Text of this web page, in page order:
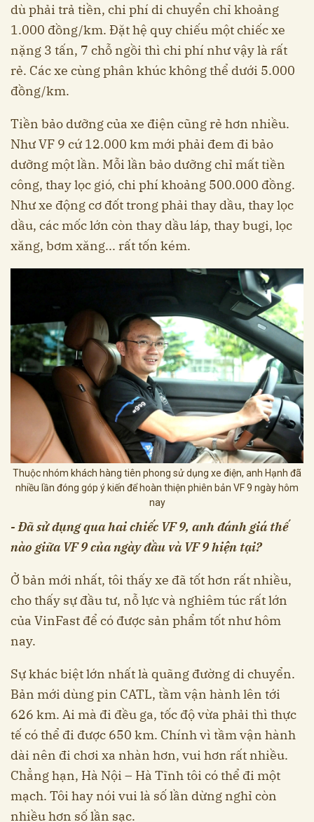
dù phải trả tiền, chi phí di chuyển chỉ khoảng
1.000 đồng/km. Đặt hệ quy chiếu một chiếc xe
nặng 3 tấn, 7 chỗ ngồi thì chi phí như vậy là rất
rẻ. Các xe cùng phân khúc không thể dưới 5.000
đồng/km.
Tiền bảo dưỡng của xe điện cũng rẻ hơn nhiều.
Như VF 9 cứ 12.000 km mới phải đem đi bảo
dưỡng một lần. Mỗi lần bảo dưỡng chỉ mất tiền
công, thay lọc gió, chi phí khoảng 500.000 đồng.
Như xe động cơ đốt trong phải thay dầu, thay lọc
dầu, các mốc lớn còn thay dầu láp, thay bugi, lọc
xăng, bơm xăng... rất tốn kém.
Thuộc nhóm khách hàng tiên phong sử dụng xe điện, anh Hạnh đã
nhiều lần đóng góp ý kiến để hoàn thiện phiên bản VF 9 ngày hôm
nay
- Đã sử dụng qua hai chiếc VF 9, anh đánh giá thế
nào giữa VF 9 của ngày đầu và VF 9 hiện tại?
Ở bản mới nhất, tôi thấy xe đã tốt hơn rất nhiều,
cho thấy sự đầu tư, nỗ lực và nghiêm túc rất lớn
của VinFast để có được sản phẩm tốt như hôm
nay.
Sự khác biệt lớn nhất là quãng đường di chuyển.
Bản mới dùng pin CATL, tầm vận hành lên tới
626 km. Ai mà đi đều ga, tốc độ vừa phải thì thực
tế có thể đi được 650 km. Chính vì tầm vận hành
dài nên đi chơi xa nhàn hơn, vui hơn rất nhiều.
Chẳng hạn, Hà Nội – Hà Tĩnh tôi có thể đi một
mạch. Tôi hay nói vui là số lần dừng nghỉ còn
nhiều hơn số lần sạc.